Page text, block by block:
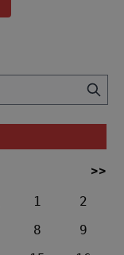
>>
1
2
8
9